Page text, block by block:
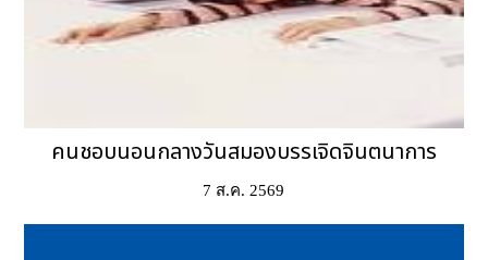
คนชอบนอนกลางวันสมองบรรเจิดจินตนาการ
7 ส.ค. 2569